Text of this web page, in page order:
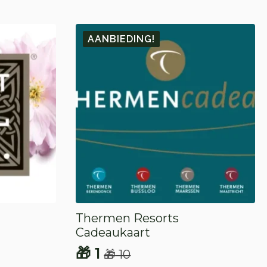
AANBIEDING!
Thermen Resorts
Cadeaukaart
🎁10
Oorspronkelijke
🎁 1
Huidige